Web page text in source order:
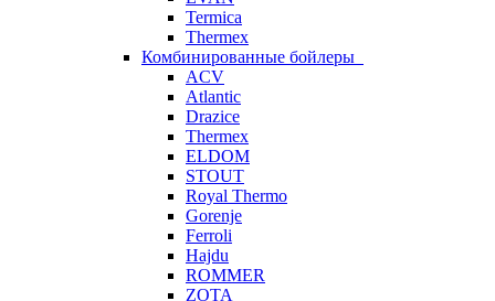
Termica
Thermex
Комбинированные бойлеры
ACV
Atlantic
Drazice
Thermex
ELDOM
STOUT
Royal Thermo
Gorenje
Ferroli
Hajdu
ROMMER
ZOTA